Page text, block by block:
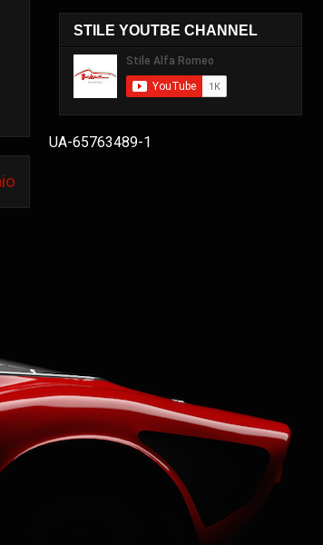
STILE YOUTBE CHANNEL
UA-65763489-1